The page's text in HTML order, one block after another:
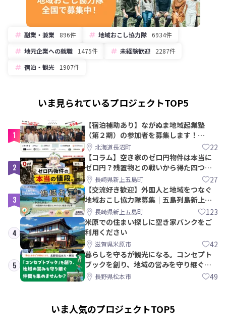
副業・兼業 896件 地域おこし協力隊
6934件
地元企業への就職
1475件 未経験歓迎
2287件
宿泊・観光
1907件
いま見られているプロジェクトTOP5
1
【宿泊補助あり】ながぬま地域起業塾
（第２期）の参加者を募集します！
【8/21〆】
北海道長沼町 22
2
【コラム】空き家のゼロ円物件は本当に
ゼロ円？残置物との戦いから得た四つの
教訓｜新上五島町
長崎県新上五島町 27
3
【交流好き歓迎】外国人と地域をつなぐ
地域おこし協力隊募集｜五島列島新上五
島町長崎県新上五島町 123
4
米原での住まい探しに空き家バンクをご
利用ください
滋賀県米原市 42
5
暮らしを守るが観光になる。コンセプト
ブックを創り、地域の営みを守り継ぐ仲
間を集めませんか？
長野県松本市 49
いま人気のプロジェクトTOP5